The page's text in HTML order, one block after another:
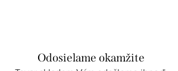
Odosielame okamžite